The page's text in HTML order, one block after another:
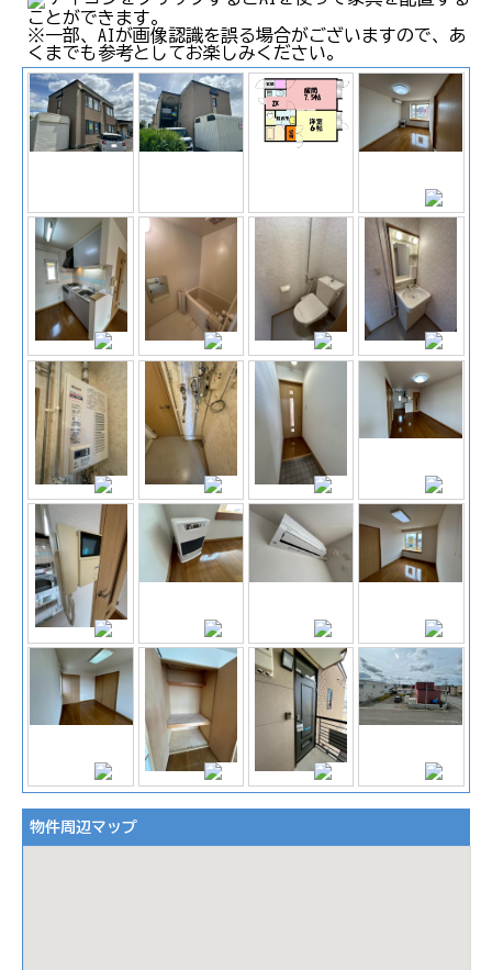
ことができます。
※一部、AIが画像認識を誤る場合がございますので、あ
くまでも参考としてお楽しみください。
物件周辺マップ